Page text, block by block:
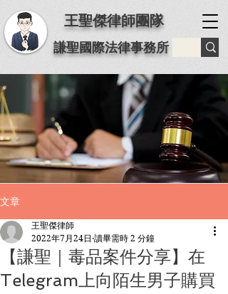
王聖傑律師團隊
謙聖國際法律事務所
文章
【謙聖｜毒品案件分享】️在
Telegram上向陌生男子購買
王聖傑律師
2022年7月24日 讀畢需時 2 分鐘